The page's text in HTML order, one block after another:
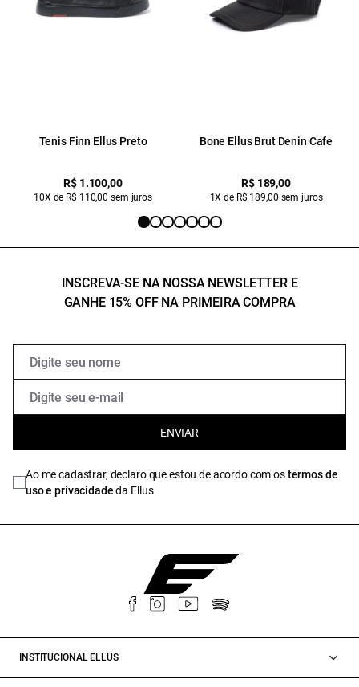
Tenis Finn Ellus Preto
R$ 1.100,00
10X de R$ 110,00 sem juros
Bone Ellus Brut Denin Cafe
R$ 189,00
1X de R$ 189,00 sem juros
INSCREVA-SE NA NOSSA NEWSLETTER E
GANHE 15% OFF NA PRIMEIRA COMPRA
ENVIAR
Ao me cadastrar, declaro que estou de acordo com ostermos de
uso e privacidadeda Ellus
INSTITUCIONAL ELLUS